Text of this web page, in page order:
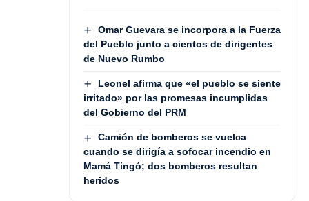
Omar Guevara se incorpora a la Fuerza
del Pueblo junto a cientos de dirigentes
de Nuevo Rumbo
Leonel afirma que «el pueblo se siente
irritado» por las promesas incumplidas
del Gobierno del PRM
Camión de bomberos se vuelca
cuando se dirigía a sofocar incendio en
Mamá Tingó; dos bomberos resultan
heridos